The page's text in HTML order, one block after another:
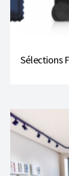
Sélections